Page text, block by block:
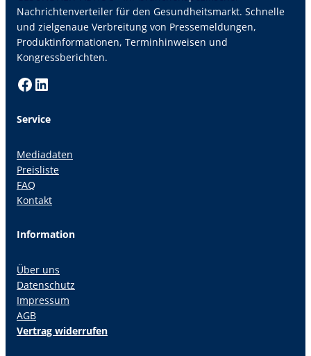
Nachrichtenverteiler für den Gesundheitsmarkt. Schnelle
und zielgenaue Verbreitung von Pressemeldungen,
Produktinformationen, Terminhinweisen und
Kongressberichten.
Facebook LinkedIn
Service
Mediadaten
Preisliste
FAQ
Kontakt
Information
Über uns
Datenschutz
Impressum
AGB
Vertrag widerrufen